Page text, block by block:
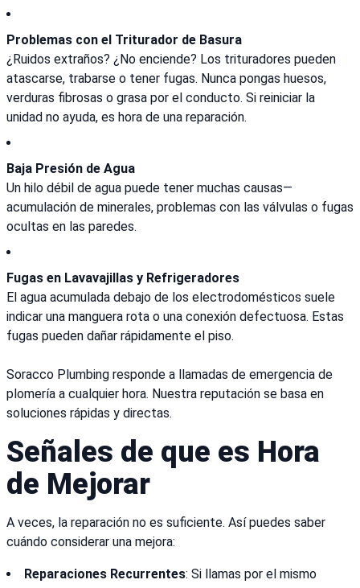
Problemas con el Triturador de Basura
¿Ruidos extraños? ¿No enciende? Los trituradores pueden
atascarse, trabarse o tener fugas. Nunca pongas huesos,
verduras fibrosas o grasa por el conducto. Si reiniciar la
unidad no ayuda, es hora de una reparación.
Baja Presión de Agua
Un hilo débil de agua puede tener muchas causas—
acumulación de minerales, problemas con las válvulas o fugas
ocultas en las paredes.
Fugas en Lavavajillas y Refrigeradores
El agua acumulada debajo de los electrodomésticos suele
indicar una manguera rota o una conexión defectuosa. Estas
fugas pueden dañar rápidamente el piso.
Soracco Plumbing responde a llamadas de emergencia de
plomería a cualquier hora. Nuestra reputación se basa en
soluciones rápidas y directas.
Señales de que es Hora
de Mejorar
A veces, la reparación no es suficiente. Así puedes saber
cuándo considerar una mejora:
Reparaciones Recurrentes: Si llamas por el mismo